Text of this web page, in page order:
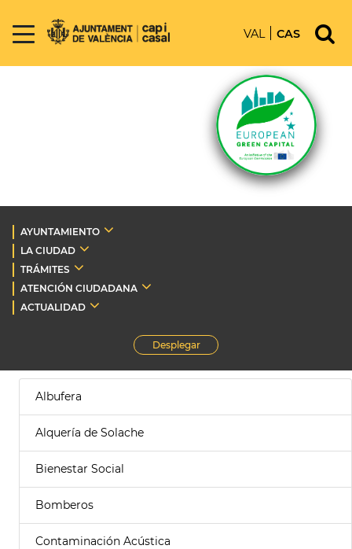
VAL CAS
AYUNTAMIENTO
LA CIUDAD
TRÁMITES
ATENCIÓN CIUDADANA
ACTUALIDAD
Desplegar
Albufera
Alquería de Solache
Bienestar Social
Bomberos
Contaminación Acústica